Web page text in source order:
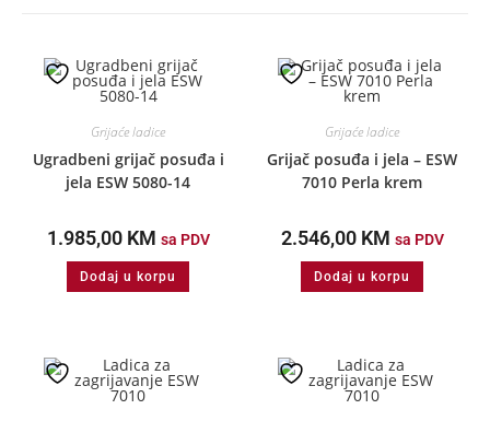
Grijaće ladice
Ugradbeni grijač posuđa i
jela ESW 5080-14
1.985,00 KM sa PDV
Dodaj u korpu
Grijaće ladice
Grijač posuđa i jela – ESW
7010 Perla krem
2.546,00 KM sa PDV
Dodaj u korpu